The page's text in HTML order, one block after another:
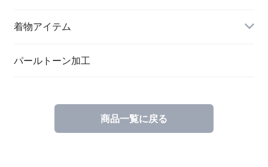
ブローチ
メッセージカード
一筆箋
ハンドメイドキット
着物アイテム
パールトーン加工
商品一覧に戻る